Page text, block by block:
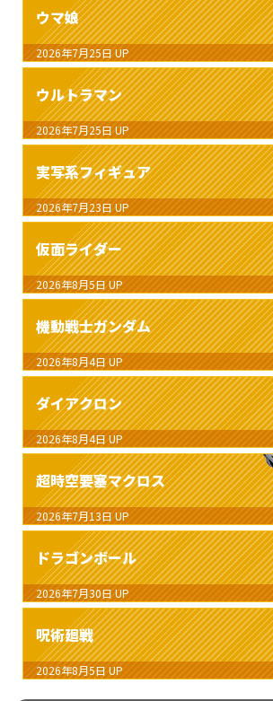
ウマ娘
2026年7月25日 UP
ウルトラマン
2026年7月25日 UP
実写系フィギュア
2026年7月23日 UP
仮面ライダー
2026年8月5日 UP
機動戦士ガンダム
2026年8月4日 UP
ダイアクロン
2026年8月4日 UP
超時空要塞マクロス
2026年7月13日 UP
ドラゴンボール
2026年7月30日 UP
呪術廻戦
2026年8月5日 UP